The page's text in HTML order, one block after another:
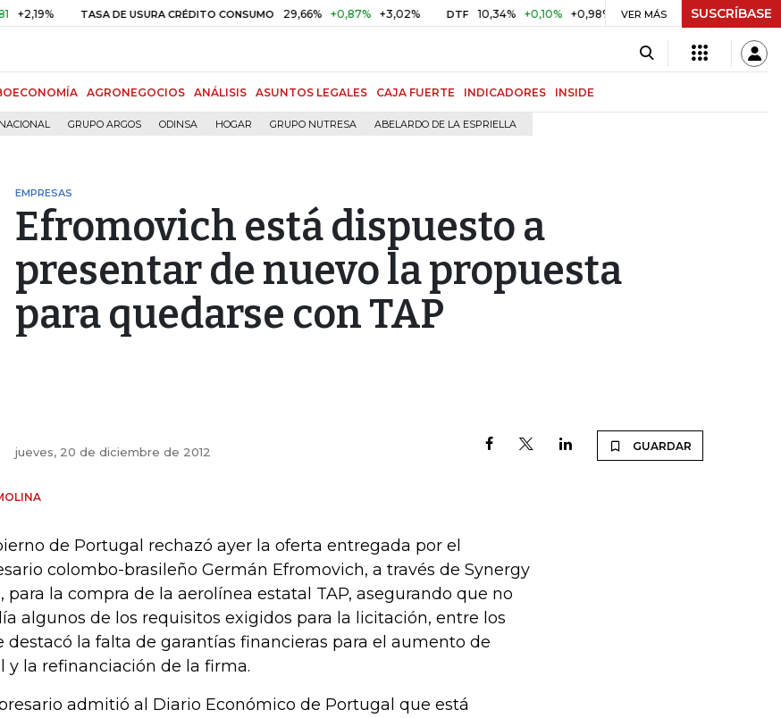
TASA DE USURA CRÉDITO CONSUMO 29,66% +0,87% +3,02% DTF 10,34% +0,10% +0,98% UVR $ 416,91 +$ 0,05 +0,01%
VER MÁS SUSCRÍBASE
AGRONEGOCIOS ANÁLISIS ASUNTOS LEGALES CAJA FUERTE INDICADORES INSIDE
GRUPO ARGOS ODINSA HOGAR GRUPO NUTRESA ABELARDO DE LA ESPRIELLA
EMPRESAS
Efromovich está dispuesto a
presentar de nuevo la propuesta
para quedarse con TAP
jueves, 20 de diciembre de 2012 GUARDAR
de Portugal rechazó ayer la oferta entregada por el
colombo-brasileño Germán Efromovich, a través de Synergy
para la compra de la aerolínea estatal TAP, asegurando que no
algunos de los requisitos exigidos para la licitación, entre los
destacó la falta de garantías financieras para el aumento de
y la refinanciación de la firma.
admitió al Diario Económico de Portugal que está